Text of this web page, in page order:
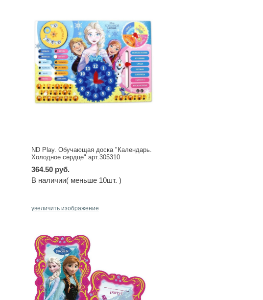
ND Play. Обучающая доска "Календарь.
Холодное сердце" арт.305310
364.50 руб.
В наличии( меньше 10шт. )
увеличить изображение